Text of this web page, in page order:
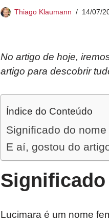
Thiago Klaumann 14/07/
No artigo de hoje,
artigo para descobrir
Índice do Conteúdo
Significado do
E aí, gostou do
Lucimara é um nome